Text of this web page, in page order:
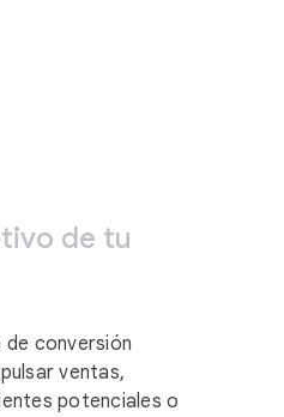
de tu
conversión
ventas,
potenciales o